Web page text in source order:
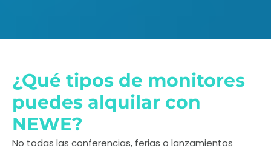
¿Qué tipos de monitores
puedes alquilar con
NEWE?
No todas las conferencias, ferias o lanzamientos